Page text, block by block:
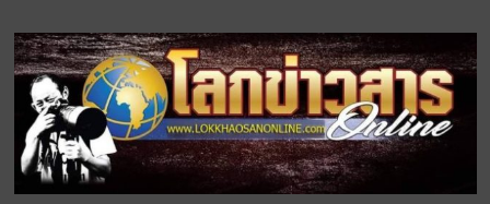
to
content